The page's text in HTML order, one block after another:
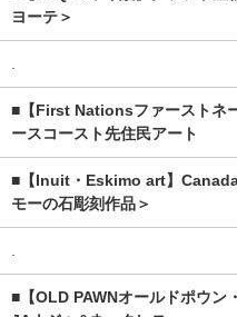
ヨーテ＞
■【First Nationsファーストネ
ースコースト先住民アート
■【Inuit・Eskimo art】
モーの石彫刻作品＞
■【OLD PAWNオールドポウン